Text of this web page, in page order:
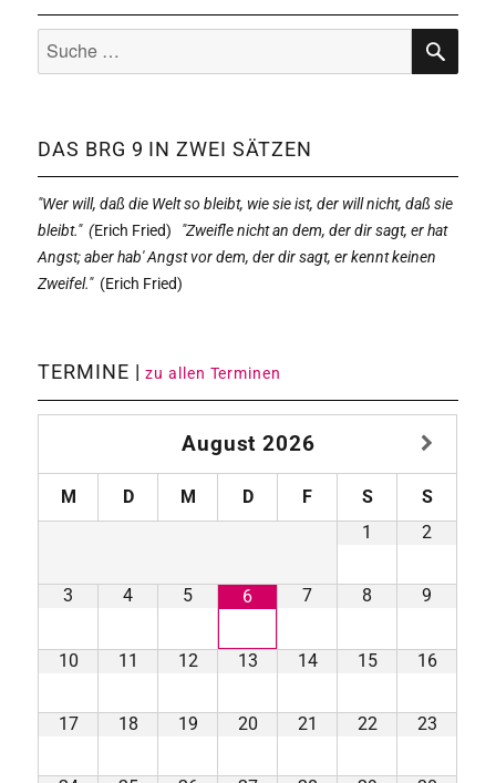
Suche
nach:
SUCHE
DAS BRG 9 IN ZWEI SÄTZEN
"Wer will, daß die Welt so bleibt, wie sie ist, der will nicht, daß sie
bleibt." (Erich Fried)
"Zweifle nicht an dem, der dir sagt, er hat
Angst; aber hab' Angst vor dem, der dir sagt, er kennt keinen
Zweifel."(Erich Fried)
TERMINE |zu allen Terminen
August 2026
M D M D F S
S
1
2
3 4 5 6 7 8 9
10 11 12 13 14 15 16
17 18 19 20 21 22 23